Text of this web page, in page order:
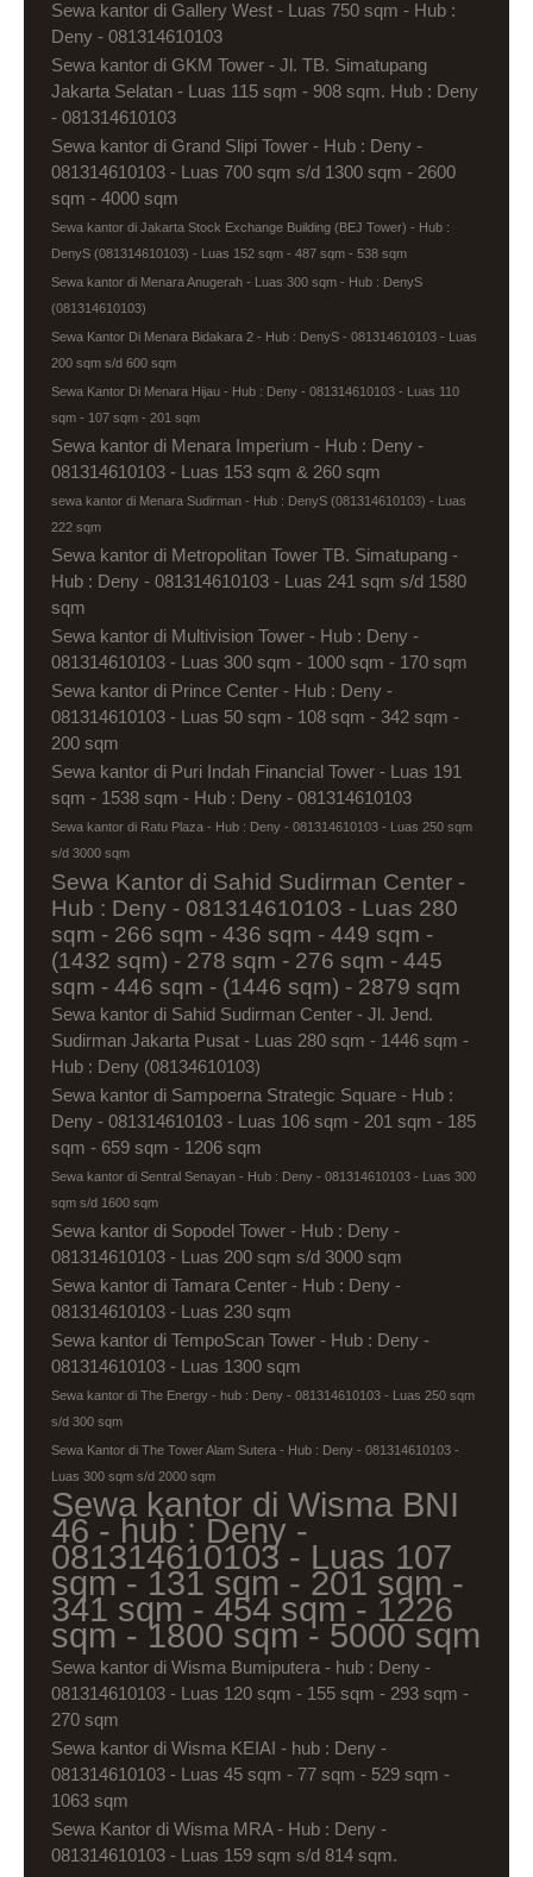
Sewa kantor di Gallery West - Luas 750 sqm - Hub :
Deny - 081314610103
Sewa kantor di GKM Tower - Jl. TB. Simatupang
Jakarta Selatan - Luas 115 sqm - 908 sqm. Hub : Deny
- 081314610103
Sewa kantor di Grand Slipi Tower - Hub : Deny -
081314610103 - Luas 700 sqm s/d 1300 sqm - 2600
sqm - 4000 sqm
Sewa kantor di Jakarta Stock Exchange Building (BEJ Tower) - Hub :
DenyS (081314610103) - Luas 152 sqm - 487 sqm - 538 sqm
Sewa kantor di Menara Anugerah - Luas 300 sqm - Hub : DenyS
(081314610103)
Sewa Kantor Di Menara Bidakara 2 - Hub : DenyS - 081314610103 - Luas
200 sqm s/d 600 sqm
Sewa Kantor Di Menara Hijau - Hub : Deny - 081314610103 - Luas 110
sqm - 107 sqm - 201 sqm
Sewa kantor di Menara Imperium - Hub : Deny -
081314610103 - Luas 153 sqm & 260 sqm
sewa kantor di Menara Sudirman - Hub : DenyS (081314610103) - Luas
222 sqm
Sewa kantor di Metropolitan Tower TB. Simatupang -
Hub : Deny - 081314610103 - Luas 241 sqm s/d 1580
sqm
Sewa kantor di Multivision Tower - Hub : Deny -
081314610103 - Luas 300 sqm - 1000 sqm - 170 sqm
Sewa kantor di Prince Center - Hub : Deny -
081314610103 - Luas 50 sqm - 108 sqm - 342 sqm -
200 sqm
Sewa kantor di Puri Indah Financial Tower - Luas 191
sqm - 1538 sqm - Hub : Deny - 081314610103
Sewa kantor di Ratu Plaza - Hub : Deny - 081314610103 - Luas 250 sqm
s/d 3000 sqm
Sewa Kantor di Sahid Sudirman Center -
Hub : Deny - 081314610103 - Luas 280
sqm - 266 sqm - 436 sqm - 449 sqm -
(1432 sqm) - 278 sqm - 276 sqm - 445
sqm - 446 sqm - (1446 sqm) - 2879 sqm
Sewa kantor di Sahid Sudirman Center - Jl. Jend.
Sudirman Jakarta Pusat - Luas 280 sqm - 1446 sqm -
Hub : Deny (08134610103)
Sewa kantor di Sampoerna Strategic Square - Hub :
Deny - 081314610103 - Luas 106 sqm - 201 sqm - 185
sqm - 659 sqm - 1206 sqm
Sewa kantor di Sentral Senayan - Hub : Deny - 081314610103 - Luas 300
sqm s/d 1600 sqm
Sewa kantor di Sopodel Tower - Hub : Deny -
081314610103 - Luas 200 sqm s/d 3000 sqm
Sewa kantor di Tamara Center - Hub : Deny -
081314610103 - Luas 230 sqm
Sewa kantor di TempoScan Tower - Hub : Deny -
081314610103 - Luas 1300 sqm
Sewa kantor di The Energy - hub : Deny - 081314610103 - Luas 250 sqm
s/d 300 sqm
Sewa Kantor di The Tower Alam Sutera - Hub : Deny - 081314610103 -
Luas 300 sqm s/d 2000 sqm
Sewa kantor di Wisma BNI
46 - hub : Deny -
081314610103 - Luas 107
sqm - 131 sqm - 201 sqm -
341 sqm - 454 sqm - 1226
sqm - 1800 sqm - 5000 sqm
Sewa kantor di Wisma Bumiputera - hub : Deny -
081314610103 - Luas 120 sqm - 155 sqm - 293 sqm -
270 sqm
Sewa kantor di Wisma KEIAI - hub : Deny -
081314610103 - Luas 45 sqm - 77 sqm - 529 sqm -
1063 sqm
Sewa Kantor di Wisma MRA - Hub : Deny -
081314610103 - Luas 159 sqm s/d 814 sqm.